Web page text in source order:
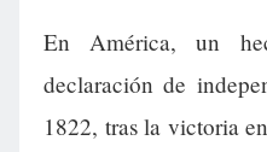
En América, un
declaración de
1822, tras la victoria